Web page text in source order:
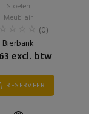
Stoelen
Meubilair
(0)
Bierbank
excl. btw
RESERVEER